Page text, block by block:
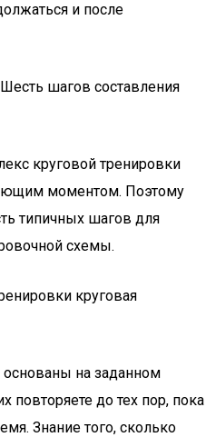
и после
шагов составления
круговой тренировки
моментом. Поэтому
типичных шагов для
схемы.
круговая
на заданном
повторяете до тех пор, пока
Знание того, сколько